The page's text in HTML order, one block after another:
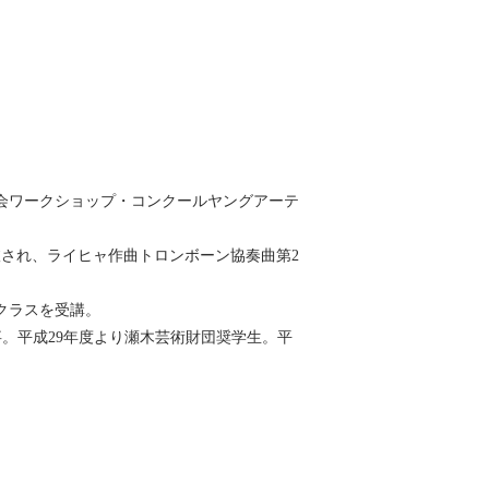
ワークショップ・コンクールヤングアーテ
れ、ライヒャ作曲トロンボーン協奏曲第2
スを受講。
平成29年度より瀬木芸術財団奨学生。平